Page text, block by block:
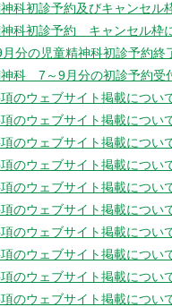
科初診予約及びキャンセル
神科初診予約 キャンセル枠
分の児童精神科初診予約終
神科 7～9月分の初診予約受
のウェブサイト掲載につい
のウェブサイト掲載につい
のウェブサイト掲載につい
のウェブサイト掲載につい
のウェブサイト掲載につい
のウェブサイト掲載につい
のウェブサイト掲載につい
のウェブサイト掲載につい
のウェブサイト掲載につい
のウェブサイト掲載につい